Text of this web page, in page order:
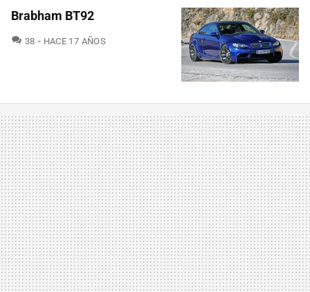
Brabham BT92
38 COMENTARIOS
HACE 17 AÑOS